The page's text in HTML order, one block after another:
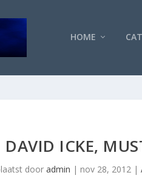
HOME
DAVID ICKE,
dooradmin | nov 28, 2012 |